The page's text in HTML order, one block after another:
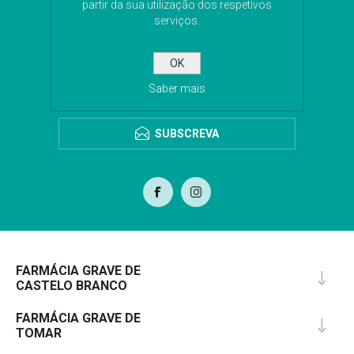
para o envio da newsletter.
SUBSCREVA
FARMÁCIA GRAVE DE
CASTELO BRANCO
FARMÁCIA GRAVE DE
TOMAR
partir da sua utilização dos respetivos
serviços.
OK
Saber mais